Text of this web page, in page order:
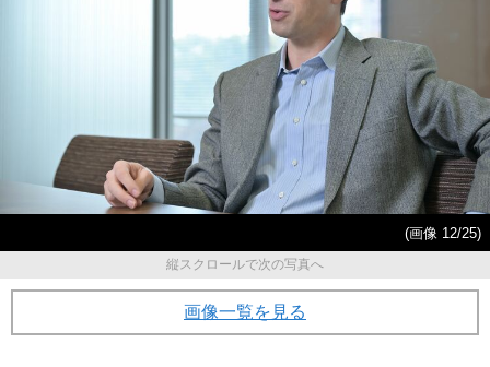
(画像 12/25)
縦スクロールで次の写真へ
画像一覧を見る